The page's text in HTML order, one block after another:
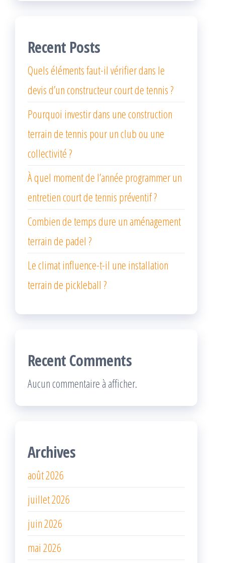
Recent Posts
Quels éléments faut-il vérifier dans le
devis d’un constructeur court de tennis ?
Pourquoi investir dans une construction
terrain de tennis pour un club ou une
collectivité ?
À quel moment de l’année programmer un
entretien court de tennis préventif ?
Combien de temps dure un aménagement
terrain de padel ?
Le climat influence-t-il une installation
terrain de pickleball ?
Recent Comments
Aucun commentaire à afficher.
Archives
août 2026
juillet 2026
juin 2026
mai 2026